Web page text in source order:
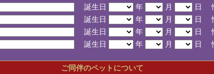
誕生日 年 月
日
誕生日 年 月
日
誕生日 年 月
日
誕生日 年 月 日
ご同伴のペットについて